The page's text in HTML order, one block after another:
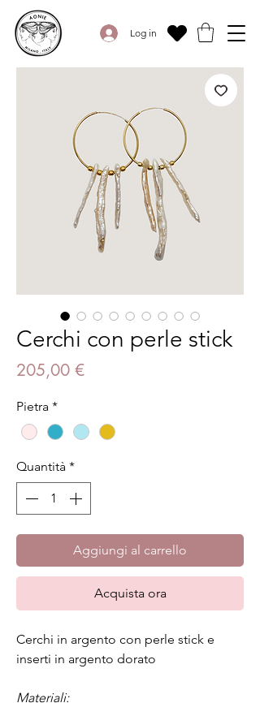
Log in
Cerchi con perle stick
205,00 €Prezzo
Pietra *
Quantità *
Aggiungi al carrello
Acquista ora
Cerchi in argento con perle stick e
inserti in argento dorato
Materiali: